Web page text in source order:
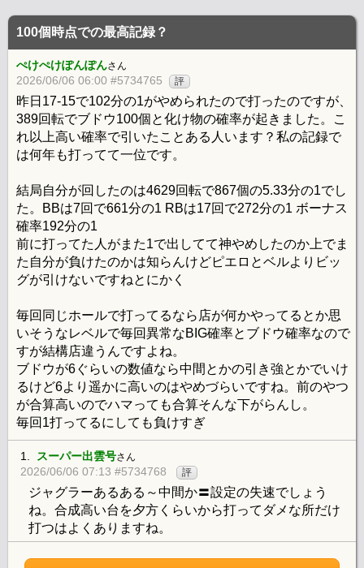
100個時点での最高記録？
ぺけぺけぽんぽんさん
2026/06/06 06:00 #5734765 評
昨日17-15で102分の1がやめられたので打ったのですが、
389回転でブドウ100個と化け物の確率が起きました。こ
れ以上高い確率で引いたことある人います？私の記録で
は何年も打ってて一位です。
結局自分が回したのは4629回転で867個の5.33分の1でし
た。BBは7回で661分の1 RBは17回で272分の1 ボーナス
確率192分の1
前に打ってた人がまた1で出してて神やめしたのか上でま
た自分が負けたのかは知らんけどピエロとベルよりビッ
グが引けないですねとにかく
毎回同じホールで打ってるなら店が何かやってるとか思
いそうなレベルで毎回異常なBIG確率とブドウ確率なので
すが結構店違うんですよね。
ブドウが6ぐらいの数値なら中間とかの引き強とかでいけ
るけど6より遥かに高いのはやめづらいですね。前のやつ
が合算高いのでハマっても合算そんな下がらんし。
毎回1打ってるにしても負けすぎ
1. スーパー出雲号さん
2026/06/06 07:13 #5734768 評
ジャグラーあるある～中間か〓設定の失速でしょう
ね。合成高い台を夕方くらいから打ってダメな所だけ
打つはよくありますね。